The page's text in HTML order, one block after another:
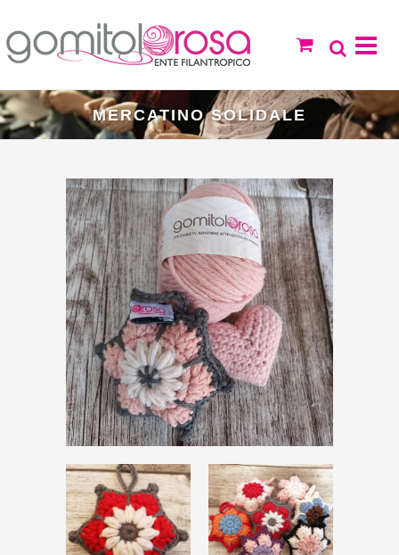
MERCATINO SOLIDALE